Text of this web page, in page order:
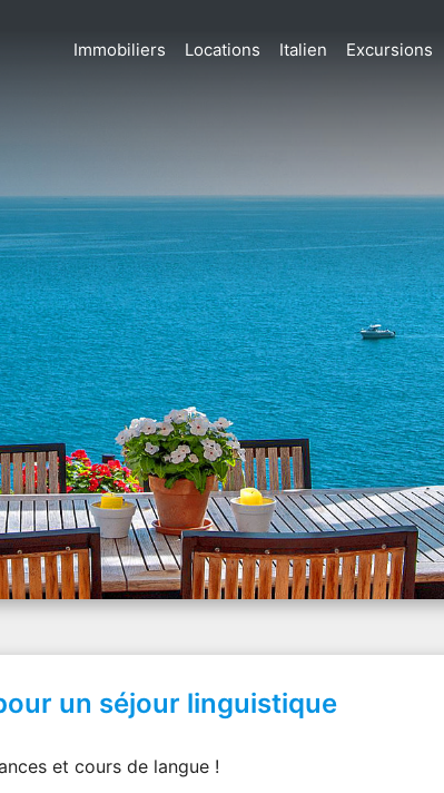
Immobiliers Locations Italien Excursions
un séjour linguistique
et cours de langue !